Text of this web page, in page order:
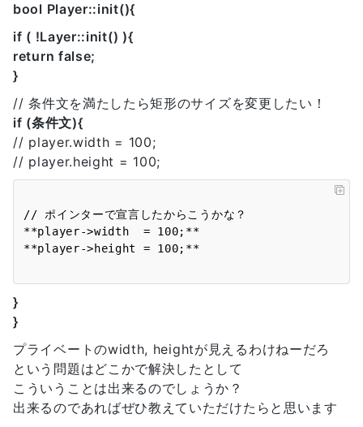
bool Player::init(){
if ( !Layer::init() ){
return false;
}
// 条件文を満たしたら矩形のサイズを変更したい！
if (条件文){
// player.width = 100;
// player.height = 100;
// ポインターで宣言したからこうかな？
**player->width  = 100;**
}
}
プライベートのwidth, heightが見えるわけねーだろ
という問題はどこかで解決したとして
こういうことは出来るのでしょうか？
出来るのであればぜひ教えていただけたらと思います